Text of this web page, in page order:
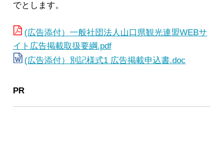
でとします。
(広告添付）一般社団法人山口県観光連盟WEBサ
イト広告掲載取扱要綱.pdf
(広告添付）別記様式1 広告掲載申込書.doc
PR